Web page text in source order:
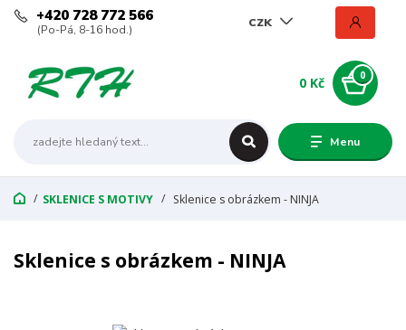
Menu
CZK
+420 728 772 566
(Po-Pá, 8-16 hod.)
0
0 Kč
SKLENICE S MOTIVY Sklenice s obrázkem - NINJA
Sklenice s obrázkem - NINJA